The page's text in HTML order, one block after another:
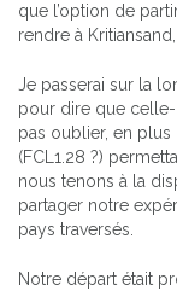
que l’option de
rendre à
Je passerai sur la
pour dire que
pas oublier, en plus
(FCL1.28 ?)
nous tenons à la
partager notre
pays traversés.
Notre départ était